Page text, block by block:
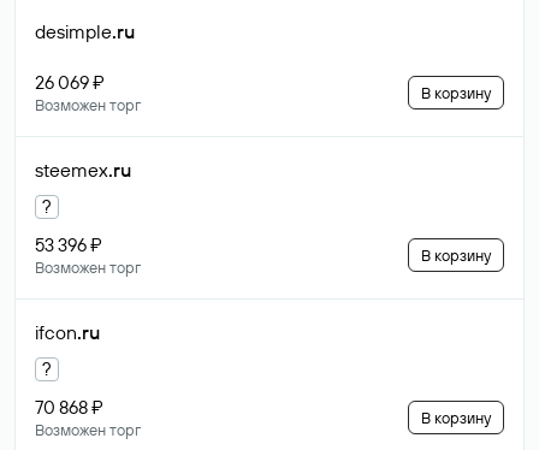
desimple.ru
26 069 ₽
Возможен торг
В корзину
steemex.ru
?
53 396 ₽
Возможен торг
В корзину
ifcon.ru
?
70 868 ₽
Возможен торг
В корзину